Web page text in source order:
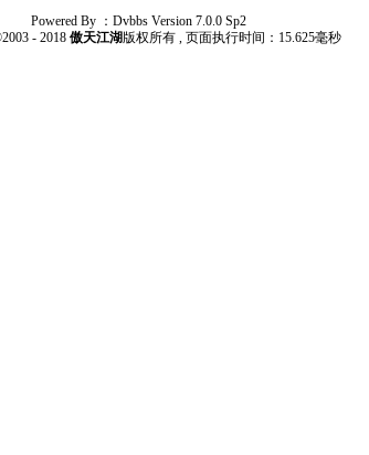
Powered By ：Dvbbs Version 7.0.0 Sp2
- 2018 傲天江湖版权所有 , 页面执行时间：15.625毫秒